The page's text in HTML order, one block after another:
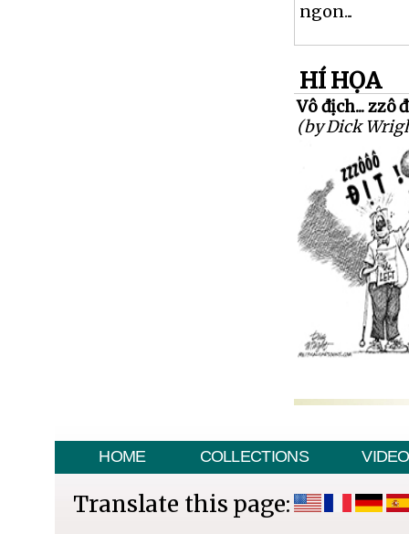
ngon...
HÍ HỌA
Vô địch... zzô
(by Dick
HOME COLLECTIONS VIDEO
Translate this page: